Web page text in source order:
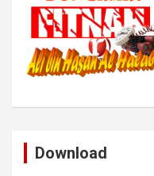
Download